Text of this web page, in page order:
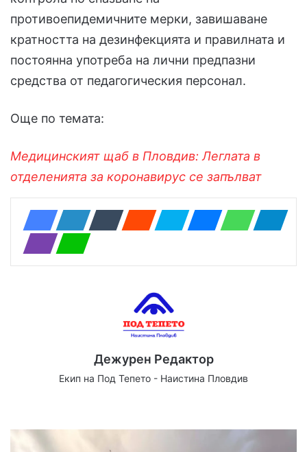
противоепидемичните мерки, завишаване
кратността на дезинфекцията и правилната и
постоянна употреба на лични предпазни
средства от педагогическия персонал.
Още по темата:
Медицинският щаб в Пловдив: Леглата в
отделенията за коронавирус се запълват
Дежурен Редактор
Екип на Под Тепето - Наистина Пловдив
te bo
ub ra